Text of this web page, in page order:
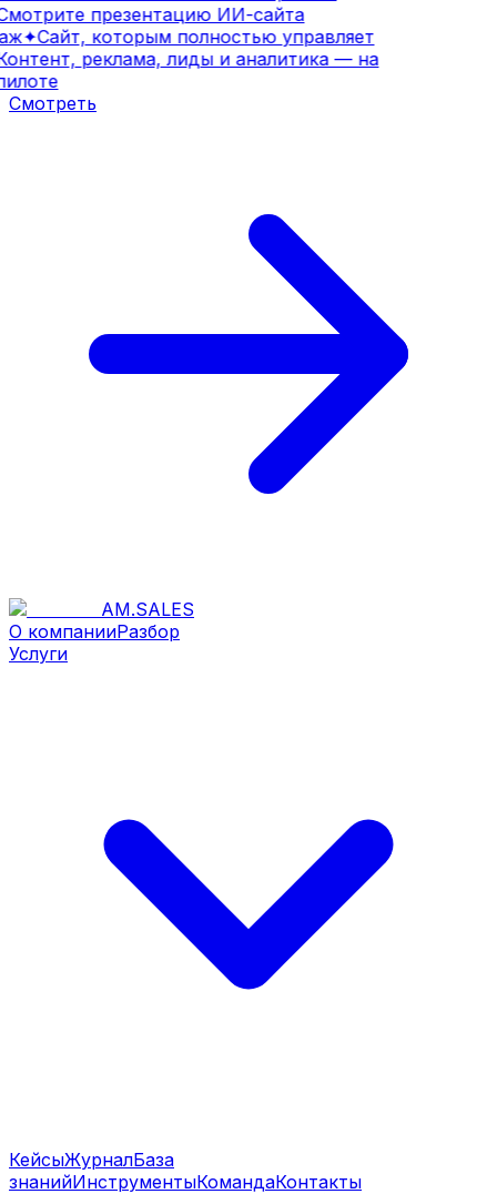
презентацию ИИ-сайта
✦Сайт, которым полностью управляет
реклама, лиды и аналитика — на
Смотреть
AM.SALES
О компанииРазбор
Услуги
КейсыЖурналБаза
знанийИнструментыКомандаКонтакты